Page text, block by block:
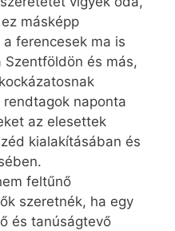
másképp
ferencesek ma is
Szentföldön és más,
naponta
az elesettek
kialakításában és
feltűnő
szeretnék, ha egy
és tanúságtevő